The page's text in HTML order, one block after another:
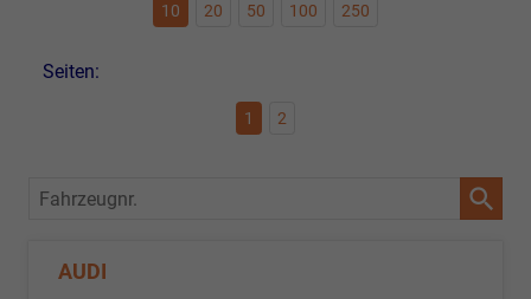
10 20 50 100 250
Seiten:
1 2
Fahrzeugnr.
AUDI